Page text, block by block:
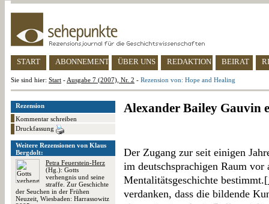
START ABONNEMENT ÜBER UNS REDAKTION BEIRAT
Sie sind hier: Start - Ausgabe 7 (2007), Nr. 2 - Rezension von: Hope and Healing
Rezension
Kommentar schreiben
Druckfassung
Weitere Rezensionen von Klaus
Bergdolt:
Petra Feuerstein-Herz
(Hg.): Gotts
verhengnis und seine
straffe. Zur Geschichte
der Seuchen in der Frühen
Neuzeit, Wiesbaden: Harrassowitz
Alexander Bailey Gauvin
Der Zugang zur seit einigen
im deutschsprachigen Raum
Mentalitätsgeschichte bestimmt.[
verdanken, dass die bildende